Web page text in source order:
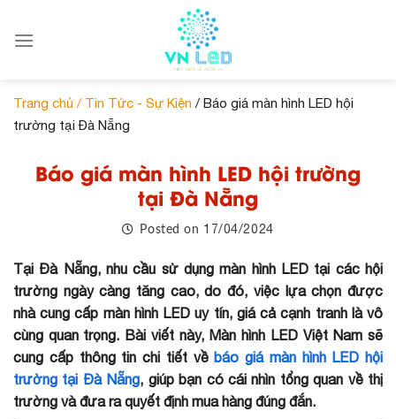
Trang chủ / Tin Tức - Sự Kiện / Báo giá màn hình LED hội
trường tại Đà Nẵng
Báo giá màn hình LED hội trường
tại Đà Nẵng
Posted on 17/04/2024
Tại Đà Nẵng, nhu cầu sử dụng màn hình LED tại các hội
trường ngày càng tăng cao, do đó, việc lựa chọn được
nhà cung cấp màn hình LED uy tín, giá cả cạnh tranh là vô
cùng quan trọng. Bài viết này, Màn hình LED Việt Nam sẽ
cung cấp thông tin chi tiết vềbáo giá màn hình LED hội
trường tại Đà Nẵng, giúp bạn có cái nhìn tổng quan về thị
trường và đưa ra quyết định mua hàng đúng đắn.